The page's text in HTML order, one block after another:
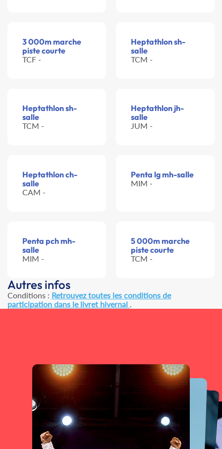
3 000m marche
piste courte
TCF -
Heptathlon sh-
salle
TCM -
Heptathlon sh-
salle
TCM -
Heptathlon jh-
salle
JUM -
Heptathlon ch-
salle
CAM -
Penta lg mh-salle
MIM -
Penta pch mh-
salle
MIM -
5 000m marche
piste courte
TCM -
Autres infos
Conditions : Retrouvez toutes les conditions de
participation dans le livret hivernal .